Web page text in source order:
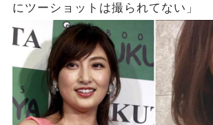
にツーショットは撮られてない」